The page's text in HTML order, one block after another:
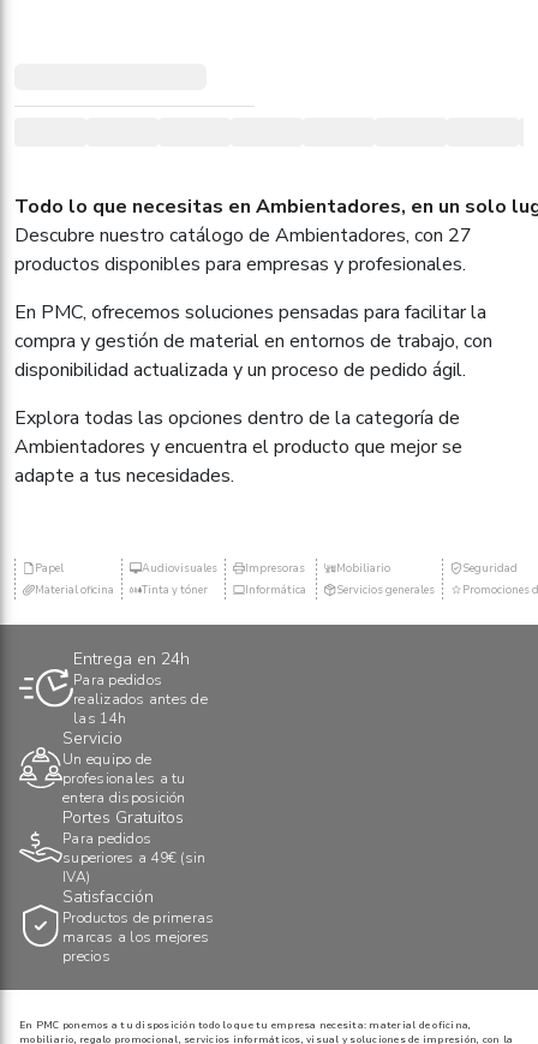
Todo lo que necesitas en Ambientadores, en un solo
Descubre nuestro catálogo de Ambientadores, con 27
productos disponibles para empresas y profesionales.
En PMC, ofrecemos soluciones pensadas para facilitar la
compra y gestión de material en entornos de trabajo, con
disponibilidad actualizada y un proceso de pedido ágil.
Explora todas las opciones dentro de la categoría de
Ambientadores y encuentra el producto que mejor se
adapte a tus necesidades.
Papel
Material oficina
Audiovisuales
Tinta y tóner
Impresoras
Informática
Mobiliario
Servicios generales
Seguridad
Promociones
Entrega en 24h
Para pedidos
realizados antes de
las 14h
Servicio
Un equipo de
profesionales a tu
entera disposición
Portes Gratuitos
Para pedidos
superiores a 49€ (sin
IVA)
Satisfacción
Productos de primeras
marcas a los mejores
precios
En PMC ponemos a tu disposición todo lo que tu empresa necesita: material de oficina,
mobiliario, regalo promocional, servicios informáticos, visual y soluciones de impresión, con la